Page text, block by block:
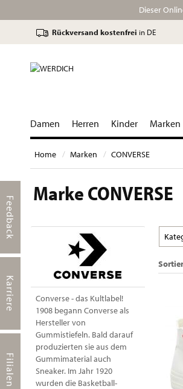
Dieser
Rückversand kostenfrei in DE
Damen Herren Kinder Marken
Home Marken CONVERSE
Marke CONVERSE
Feedback
Karriere
Filialen
Converse - das Kultlabel!
1908 begann Converse als
Hersteller von
Gummistiefeln. Bald darauf
produzierten sie aus dem
Gummimaterial auch
Sneaker. Im Jahr 1920
wurden die Basketball-